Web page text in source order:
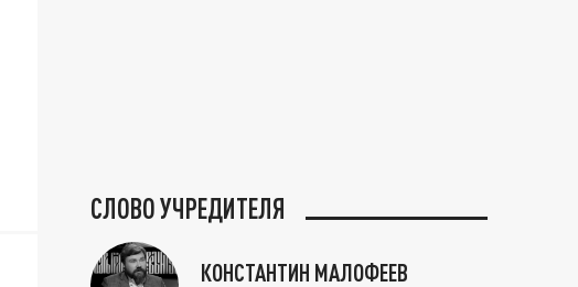
СЛОВО УЧРЕДИТЕЛЯ
КОНСТАНТИН МАЛОФЕЕВ